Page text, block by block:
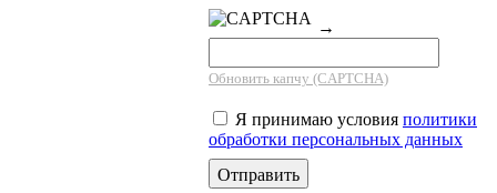
→
Обновить капчу (CAPTCHA)
Я принимаю условия политики
обработки персональных данных